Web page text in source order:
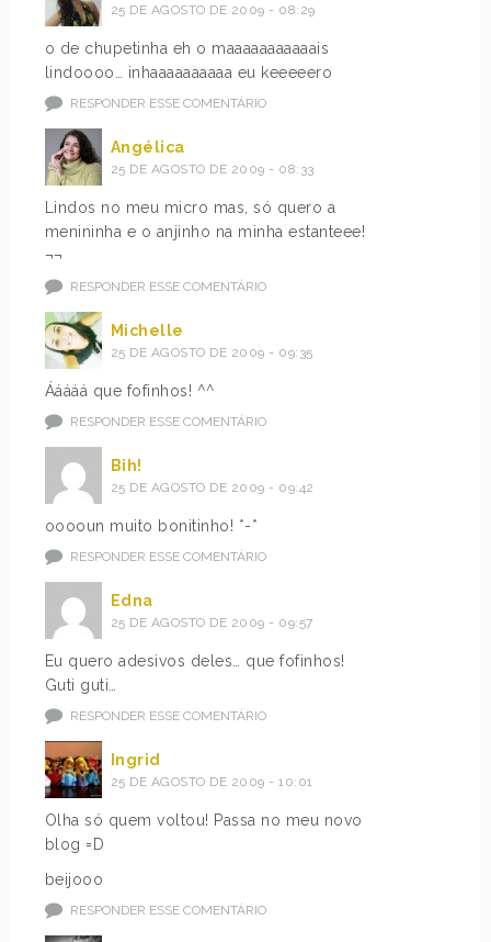
25 DE AGOSTO DE 2009 - 08:29
o de chupetinha eh o maaaaaaaaaaais
lindoooo… inhaaaaaaaaaa eu keeeeero
RESPONDER ESSE COMENTÁRIO
Angélica
25 DE AGOSTO DE 2009 - 08:33
Lindos no meu micro mas, só quero a
menininha e o anjinho na minha estanteee!
¬¬
RESPONDER ESSE COMENTÁRIO
Michelle
25 DE AGOSTO DE 2009 - 09:35
Ááááá que fofinhos! ^^
RESPONDER ESSE COMENTÁRIO
Bih!
25 DE AGOSTO DE 2009 - 09:42
ooooun muito bonitinho! *-*
RESPONDER ESSE COMENTÁRIO
Edna
25 DE AGOSTO DE 2009 - 09:57
Eu quero adesivos deles… que fofinhos!
Guti guti…
RESPONDER ESSE COMENTÁRIO
Ingrid
25 DE AGOSTO DE 2009 - 10:01
Olha só quem voltou! Passa no meu novo
blog =D
beijooo
RESPONDER ESSE COMENTÁRIO